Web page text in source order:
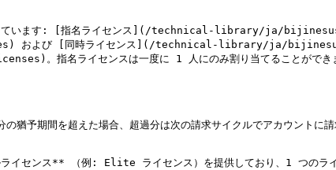
ートしています: [指名ライセンス](/technical-library/ja/
および [同時ライセンス](/technical-library/ja/
ライセンスは一度に 1 人にのみ割り当てることができます
予期間を超えた場合、超過分は次の請求サイクルでアカウントに請
イセンス** （例: Elite ライセンス）を提供しており、1 つのラ